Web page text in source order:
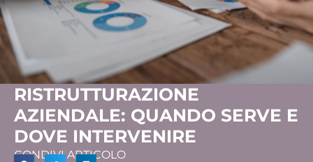
RISTRUTTURAZIONE
AZIENDALE: QUANDO SERVE E
DOVE INTERVENIRE
CONDIVI ARTICOLO